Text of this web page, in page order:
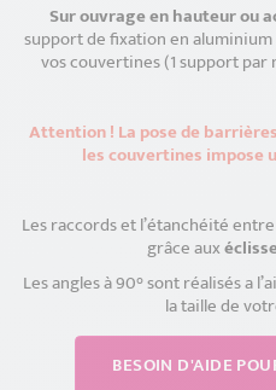
Sur ouvrage en hauteur ou
support de fixation en
vos couvertines (1 support
Attention ! La pose de
les couvertines impose
Les raccords et l’étanchéité
grâce aux
Les angles à 90° sont réalisés a
la taille de
BESOIN D'AIDE